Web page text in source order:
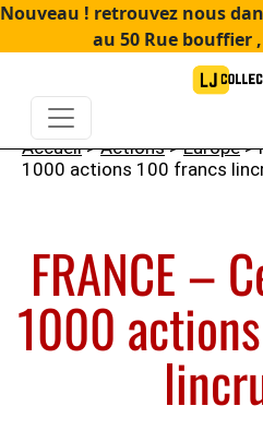
Nouveau ! retrouvez nous
au 50 Rue bouffier
Accueil>Actions>Europe>
1000 actions 100 francs
FRANCE –
1000